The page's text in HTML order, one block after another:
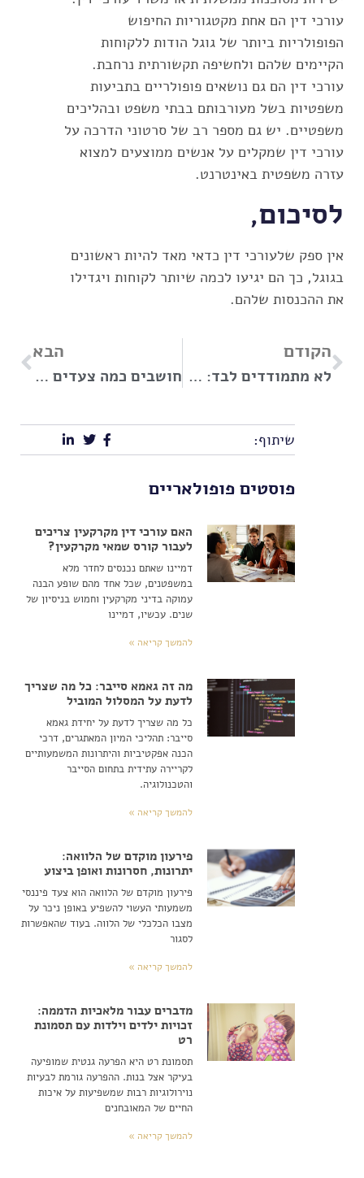
עורכי דין הם אחת מקטגוריות החיפוש
הפופולריות ביותר של גוגל הודות ללקוחות
הקיימים שלהם ולחשיפה תקשורתית נרחבת.
עורכי דין הם גם נושאים פופולריים בתביעות
משפטיות בשל מעורבותם בבתי משפט ובהליכים
משפטיים. יש גם מספר רב של סרטוני הדרכה על
עורכי דין שמקלים על אנשים ממוצעים למצוא
עזרה משפטית באינטרנט.
לסיכום,
אין ספק שלעורכי דין כדאי מאד להיות ראשונים
בגוגל, כך הם יגיעו לכמה שיותר לקוחות ויגדילו
את ההכנסות שלהם.
הקודם
לא מתמודדים לבד: חווים פוסט טראומה? אולי מגיעות לכם זכויות!
הבא
חושבים כמה צעדים קדימה: באילו מצבים נפעיל את ביטוח הדירה?
שיתוף:
פוסטים פופולאריים
האם עורכי דין מקרקעין צריכים
לעבור קורס שמאי מקרקעין?
דמיינו שאתם נכנסים לחדר מלא
במשפטנים, שכל אחד מהם שופע הבנה
עמוקה בדיני מקרקעין וחמוש בניסיון של
שנים. עכשיו, דמיינו
להמשך קריאה »
מה זה גאמא סייבר: כל מה שצריך
לדעת על המסלול המוביל
כל מה שצריך לדעת על יחידת גאמא
סייבר: תהליכי המיון המאתגרים, דרכי
הכנה אפקטיביות והיתרונות המשמעותיים
לקריירה עתידית בתחום הסייבר
והטכנולוגיה.
להמשך קריאה »
פירעון מוקדם של הלוואה:
יתרונות, חסרונות ואופן ביצוע
פירעון מוקדם של הלוואה הוא צעד פיננסי
משמעותי העשוי להשפיע באופן ניכר על
מצבו הכלכלי של הלווה. בעוד שהאפשרות
לסגור
להמשך קריאה »
מדברים עבור מלאכיות הדממה:
זכויות ילדים וילדות עם תסמונת
רט
תסמונת רט היא הפרעה גנטית שמופיעה
בעיקר אצל בנות. ההפרעה גורמת לבעיות
נוירולוגיות רבות שמשפיעות על איכות
החיים של המאובחנים
להמשך קריאה »